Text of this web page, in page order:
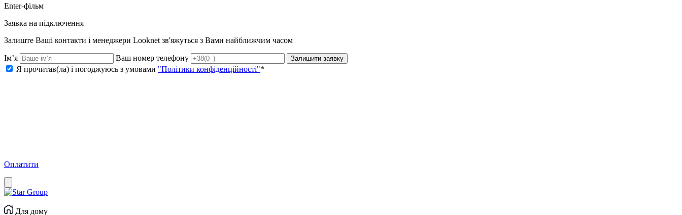
Enter-фільм
Заявка на підключення
Залиште Ваші контакти і менеджери Looknet зв'яжуться з Вами найближчим часом
Ім’я Ваш номер телефону Залишити заявку
Я прочитав(ла) і погоджуюсь з умовами "Політики конфіденційності"*
Оплатити
Для дому